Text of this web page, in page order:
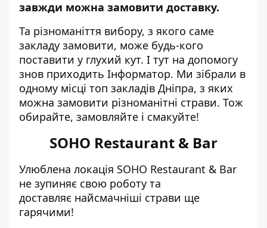
завжди можна замовити доставку.
Та різноманіття вибору, з якого саме
закладу замовити, може будь-кого
поставити у глухий кут. І тут на допомогу
знов приходить Інформатор. Ми зібрали в
одному місці топ закладів Дніпра, з яких
можна замовити різноманітні страви. Тож
обирайте, замовляйте і смакуйте!
SOHO Restaurant & Bar
Улюблена локація SOHO Restaurant & Bar
не зупиняє свою роботу та
доставляє найсмачніші страви ще
гарячими!